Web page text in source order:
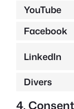
YouTube
Facebook
LinkedIn
Divers
4.